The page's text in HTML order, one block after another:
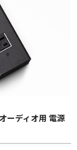
ーディオ用 電源